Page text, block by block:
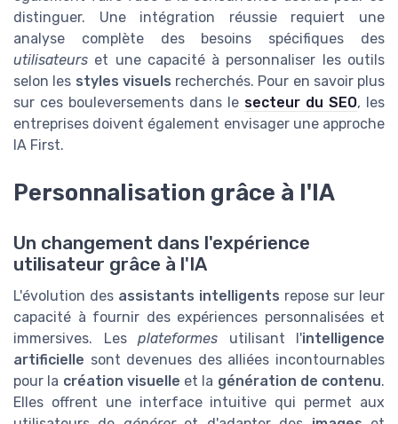
distinguer. Une intégration réussie requiert une
analyse complète des besoins spécifiques des
utilisateurs et une capacité à personnaliser les outils
selon les styles visuels recherchés. Pour en savoir plus
sur ces bouleversements dans le secteur du SEO, les
entreprises doivent également envisager une approche
IA First.
Personnalisation grâce à l'IA
Un changement dans l'expérience
utilisateur grâce à l'IA
L'évolution des assistants intelligents repose sur leur
capacité à fournir des expériences personnalisées et
immersives. Les plateformes utilisant l'intelligence
artificielle sont devenues des alliées incontournables
pour la création visuelle et la génération de contenu.
Elles offrent une interface intuitive qui permet aux